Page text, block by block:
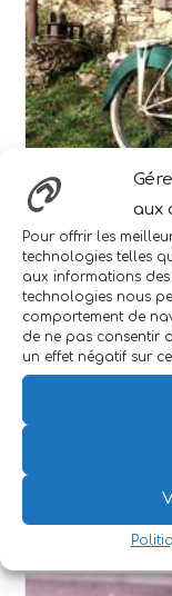
aux
Pour offrir les
technologies telles
aux informations
technologies nous
comportement de
de ne pas consentir
un effet négatif sur
d’un
421 à
«
Guillaume
0
vélomoteur
Continuer La